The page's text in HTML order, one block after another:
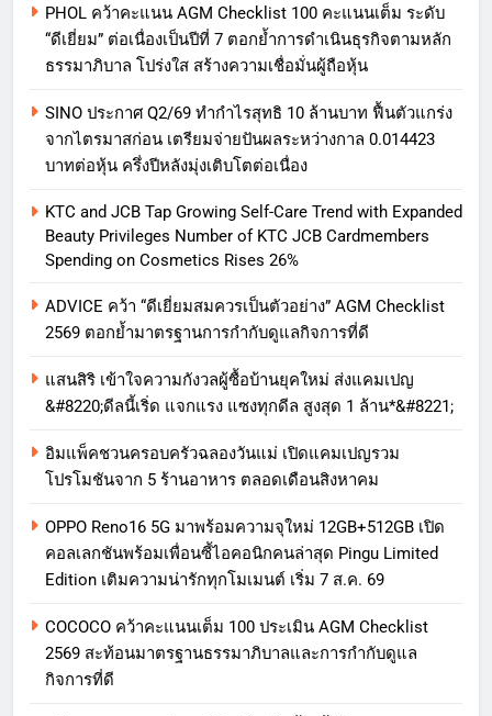
PHOL คว้าคะแนน AGM Checklist 100 คะแนนเต็ม ระดับ
“ดีเยี่ยม” ต่อเนื่องเป็นปีที่ 7 ตอกย้ำการดำเนินธุรกิจตามหลัก
ธรรมาภิบาล โปร่งใส สร้างความเชื่อมั่นผู้ถือหุ้น
SINO ประกาศ Q2/69 ทำกำไรสุทธิ 10 ล้านบาท ฟื้นตัวแกร่ง
จากไตรมาสก่อน เตรียมจ่ายปันผลระหว่างกาล 0.014423
บาทต่อหุ้น ครึ่งปีหลังมุ่งเติบโตต่อเนื่อง
KTC and JCB Tap Growing Self-Care Trend with Expanded
Beauty Privileges Number of KTC JCB Cardmembers
Spending on Cosmetics Rises 26%
ADVICE คว้า “ดีเยี่ยมสมควรเป็นตัวอย่าง” AGM Checklist
2569 ตอกย้ำมาตรฐานการกำกับดูแลกิจการที่ดี
แสนสิริ เข้าใจความกังวลผู้ซื้อบ้านยุคใหม่ ส่งแคมเปญ
&#8220;ดีลนี้เริ่ด แจกแรง แซงทุกดีล สูงสุด 1 ล้าน*&#8221;
อิมแพ็คชวนครอบครัวฉลองวันแม่ เปิดแคมเปญรวม
โปรโมชันจาก 5 ร้านอาหาร ตลอดเดือนสิงหาคม
OPPO Reno16 5G มาพร้อมความจุใหม่ 12GB+512GB เปิด
คอลเลกชันพร้อมเพื่อนซี้ไอคอนิกคนล่าสุด Pingu Limited
Edition เติมความน่ารักทุกโมเมนต์ เริ่ม 7 ส.ค. 69
COCOCO คว้าคะแนนเต็ม 100 ประเมิน AGM Checklist
2569 สะท้อนมาตรฐานธรรมาภิบาลและการกำกับดูแล
กิจการที่ดี